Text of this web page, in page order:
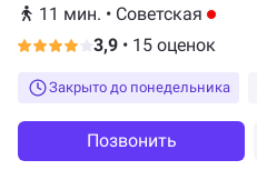
11 мин. • Советская
3,9 • 15 оценок
Закрыто до понедельника
Позвонить